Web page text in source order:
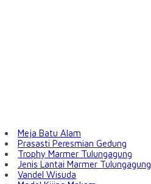
Meja Batu Alam
Prasasti Peresmian Gedung
Trophy Marmer Tulungagung
Jenis Lantai Marmer Tulungagung
Vandel Wisuda